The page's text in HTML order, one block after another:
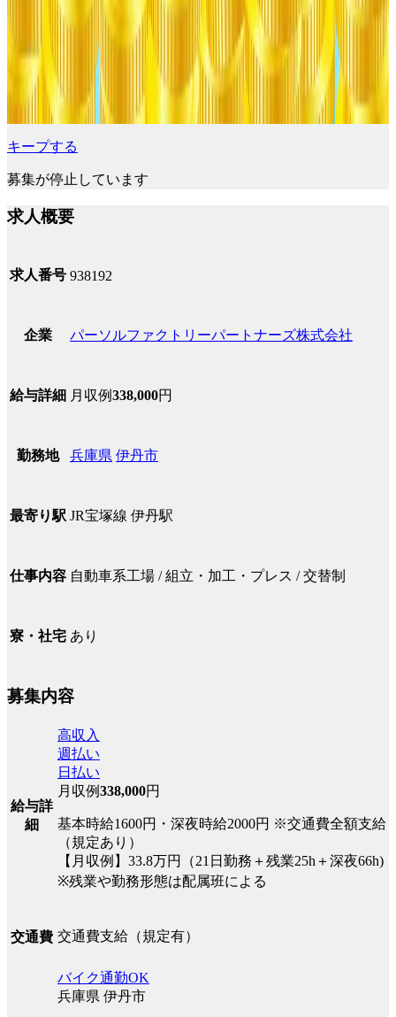
キープする
募集が停止しています
求人概要
求人番号 938192
企業 パーソルファクトリーパートナーズ株式会社
給与詳細 月収例338,000円
勤務地 兵庫県 伊丹市
最寄り駅 JR宝塚線 伊丹駅
仕事内容 自動車系工場 / 組立・加工・プレス / 交替制
寮・社宅 あり
募集内容
給与詳
細
高収入
週払い
日払い
月収例338,000円
基本時給1600円・深夜時給2000円 ※交通費全額支給
（規定あり）
【月収例】33.8万円（21日勤務＋残業25h＋深夜66h)
※残業や勤務形態は配属班による
交通費 交通費支給（規定有）
バイク通勤OK
兵庫県 伊丹市